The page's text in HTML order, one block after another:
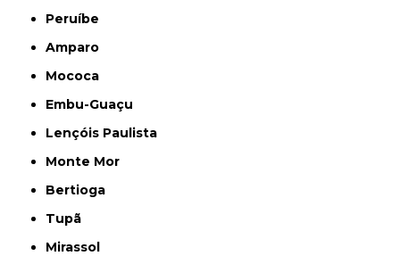
Peruíbe
Amparo
Mococa
Embu-Guaçu
Lençóis Paulista
Monte Mor
Bertioga
Tupã
Mirassol